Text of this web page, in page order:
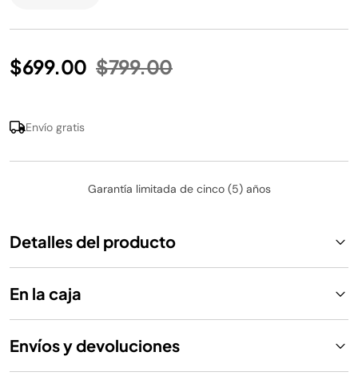
$699.00 Precio reducido de
$799.00a
Envío gratis
Garantía limitada de cinco (5) años
Detalles del producto
En la caja
Envíos y devoluciones